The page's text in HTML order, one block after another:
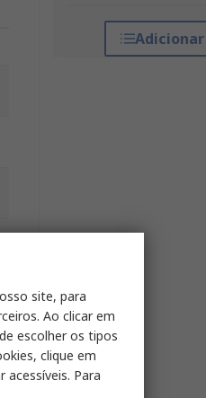
site, para
Ao clicar em
escolher os tipos
clique em
Para